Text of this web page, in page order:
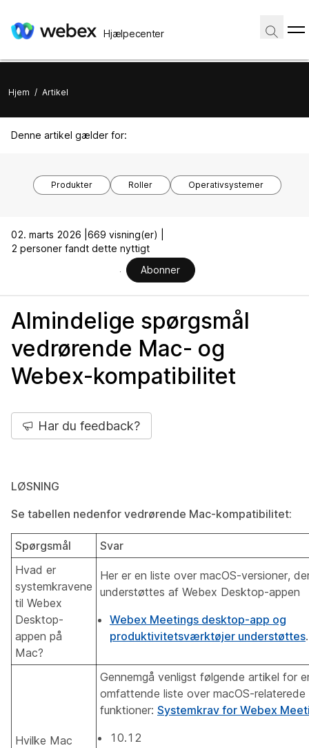
Hjælpecenter
Hjem / Artikel
Denne artikel gælder for:
Produkter Roller Operativsystemer
02. marts 2026 | 669 visning(er) |
2 personer fandt dette nyttigt
Abonner
Almindelige spørgsmål
vedrørende Mac- og
Webex-kompatibilitet
Har du feedback?
LØSNING
Se tabellen nedenfor vedrørende Mac-kompatibilitet:
Spørgsmål
Svar
Hvad er
systemkravene
til Webex
Desktop-
appen på
Mac?
Her er en liste over macOS-versioner,
understøttes af Webex Desktop-appen
Webex Meetings desktop-app og
produktivitetsværktøjer understøttes.
Hvilke Mac
Gennemgå venligst følgende artikel for
omfattende liste over macOS-relaterede
funktioner: Systemkrav for Webex
10.12